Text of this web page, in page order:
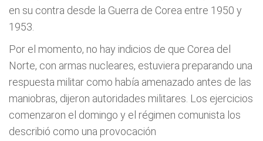
en su contra desde la Guerra de Corea entre 1950 y
1953.
Por el momento, no hay indicios de que Corea del
Norte, con armas nucleares, estuviera preparando una
respuesta militar como había amenazado antes de las
maniobras, dijeron autoridades militares. Los ejercicios
comenzaron el domingo y el régimen comunista los
describió como una provocación